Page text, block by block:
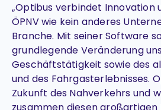
„Optibus verbindet Innovation
ÖPNV wie kein anderes
Branche. Mit seiner Software
grundlegende Veränderung
Geschäftstätigkeit sowie des
und des Fahrgasterlebnisses.
Zukunft des Nahverkehrs und